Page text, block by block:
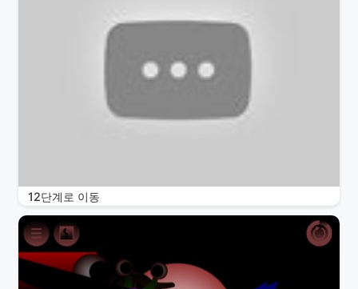
12단계로 이동